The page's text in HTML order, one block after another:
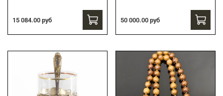
15 084.00 руб 50 000.00 руб